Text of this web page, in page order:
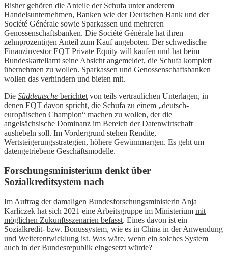
Bisher gehören die Anteile der Schufa unter anderem
Handelsunternehmen, Banken wie der Deutschen Bank und der
Société Générale sowie Sparkassen und mehreren
Genossenschaftsbanken. Die Société Générale hat ihren
zehnprozentigen Anteil zum Kauf angeboten. Der schwedische
Finanzinvestor EQT Private Equity will kaufen und hat beim
Bundeskartellamt seine Absicht angemeldet, die Schufa komplett
übernehmen zu wollen. Sparkassen und Genossenschaftsbanken
wollen das verhindern und bieten mit.
Die Süddeutsche berichtet von teils vertraulichen Unterlagen, in
denen EQT davon spricht, die Schufa zu einem „deutsch-
europäischen Champion“ machen zu wollen, der die
angelsächsische Dominanz im Bereich der Datenwirtschaft
aushebeln soll. Im Vordergrund stehen Rendite,
Wertsteigerungsstrategien, höhere Gewinnmargen. Es geht um
datengetriebene Geschäftsmodelle.
Forschungsministerium denkt über
Sozialkreditsystem nach
Im Auftrag der damaligen Bundesforschungsministerin Anja
Karliczek hat sich 2021 eine Arbeitsgruppe im Ministerium mit
möglichen Zukunftsszenarien befasst. Eines davon ist ein
Sozialkredit- bzw. Bonussystem, wie es in China in der Anwendung
und Weiterentwicklung ist. Was wäre, wenn ein solches System
auch in der Bundesrepublik eingesetzt würde?